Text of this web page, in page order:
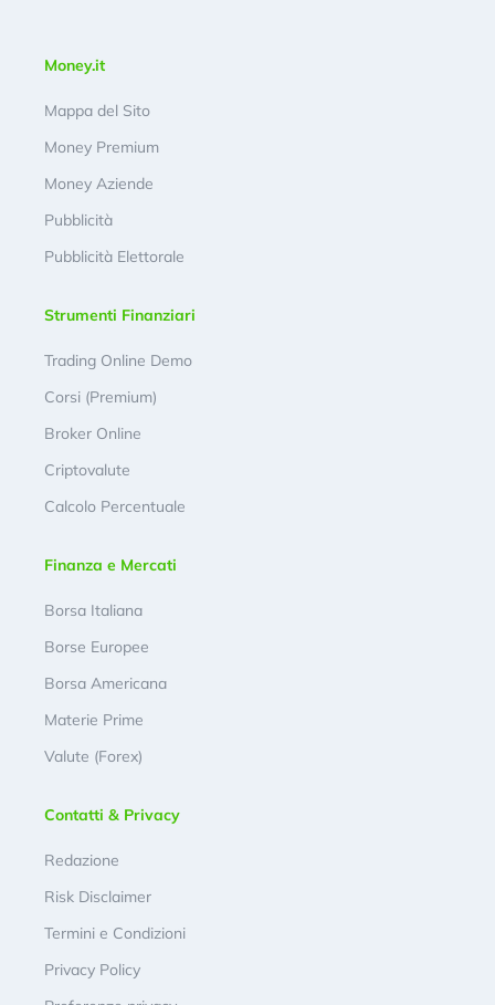
Money.it
Mappa del Sito
Money Premium
Money Aziende
Pubblicità
Pubblicità Elettorale
Strumenti Finanziari
Trading Online Demo
Corsi (Premium)
Broker Online
Criptovalute
Calcolo Percentuale
Finanza e Mercati
Borsa Italiana
Borse Europee
Borsa Americana
Materie Prime
Valute (Forex)
Contatti & Privacy
Redazione
Risk Disclaimer
Termini e Condizioni
Privacy Policy